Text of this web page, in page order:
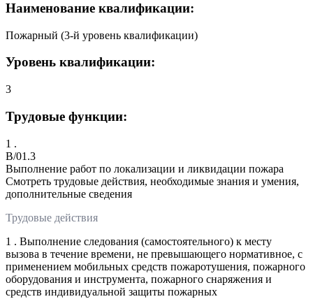
Наименование квалификации:
Пожарный (3-й уровень квалификации)
Уровень квалификации:
3
Трудовые функции:
1 .
B/01.3
Выполнение работ по локализации и ликвидации пожара
Смотреть трудовые действия, необходимые знания и умения,
дополнительные сведения
Трудовые действия
1 . Выполнение следования (самостоятельного) к месту
вызова в течение времени, не превышающего нормативное, с
применением мобильных средств пожаротушения, пожарного
оборудования и инструмента, пожарного снаряжения и
средств индивидуальной защиты пожарных